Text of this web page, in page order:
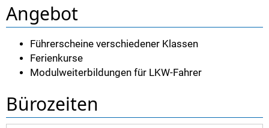
Angebot
Führerscheine verschiedener Klassen
Ferienkurse
Modulweiterbildungen für LKW-Fahrer
Bürozeiten